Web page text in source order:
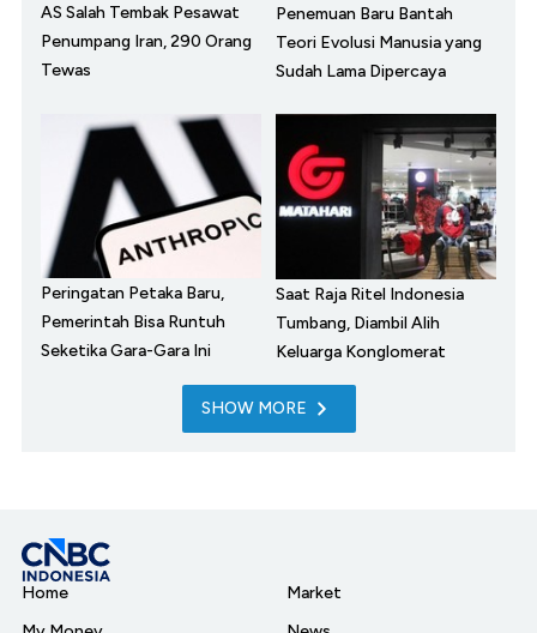
AS Salah Tembak Pesawat
Penumpang Iran, 290 Orang
Tewas
Penemuan Baru Bantah
Teori Evolusi Manusia yang
Sudah Lama Dipercaya
Peringatan Petaka Baru,
Pemerintah Bisa Runtuh
Seketika Gara-Gara Ini
Saat Raja Ritel Indonesia
Tumbang, Diambil Alih
Keluarga Konglomerat
SHOW MORE
Home
Market